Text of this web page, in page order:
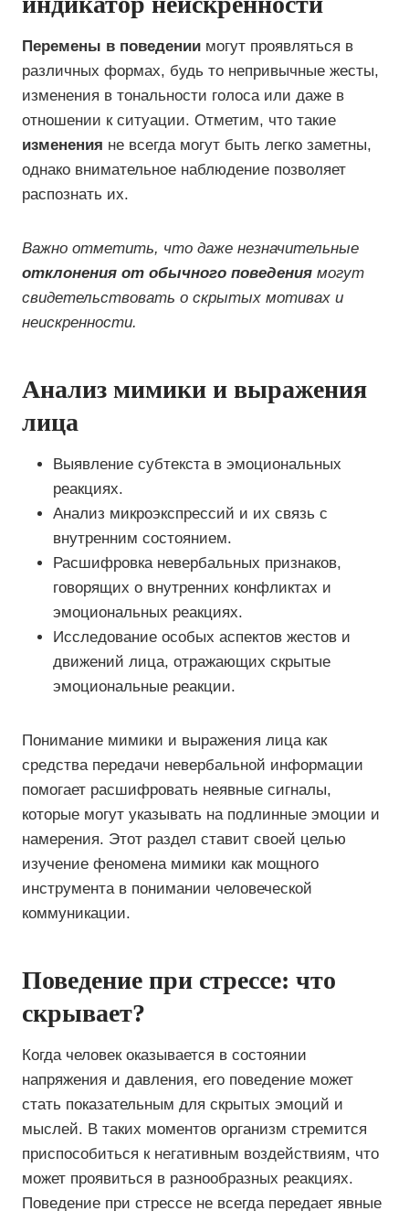
Перемены в поведении могут проявляться в
различных формах, будь то непривычные жесты,
изменения в тональности голоса или даже в
отношении к ситуации. Отметим, что такие
изменения не всегда могут быть легко заметны,
однако внимательное наблюдение позволяет
распознать их.
Важно отметить, что даже незначительные
отклонения от обычного поведения могут
свидетельствовать о скрытых мотивах и
неискренности.
Анализ мимики и выражения
лица
Выявление субтекста в эмоциональных
реакциях.
Анализ микроэкспрессий и их связь с
внутренним состоянием.
Расшифровка невербальных признаков,
говорящих о внутренних конфликтах и
эмоциональных реакциях.
Исследование особых аспектов жестов и
движений лица, отражающих скрытые
эмоциональные реакции.
Понимание мимики и выражения лица как
средства передачи невербальной информации
помогает расшифровать неявные сигналы,
которые могут указывать на подлинные эмоции и
намерения. Этот раздел ставит своей целью
изучение феномена мимики как мощного
инструмента в понимании человеческой
коммуникации.
Поведение при стрессе: что
скрывает?
Когда человек оказывается в состоянии
напряжения и давления, его поведение может
стать показательным для скрытых эмоций и
мыслей. В таких моментов организм стремится
приспособиться к негативным воздействиям, что
может проявиться в разнообразных реакциях.
Поведение при стрессе не всегда передает явные